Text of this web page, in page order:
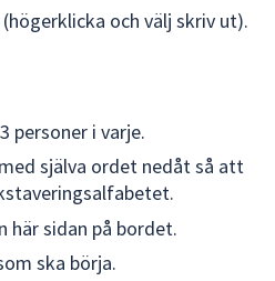
och välj skriv ut).
personer i varje.
själva ordet nedåt så att
här sidan på bordet.
ska börja.